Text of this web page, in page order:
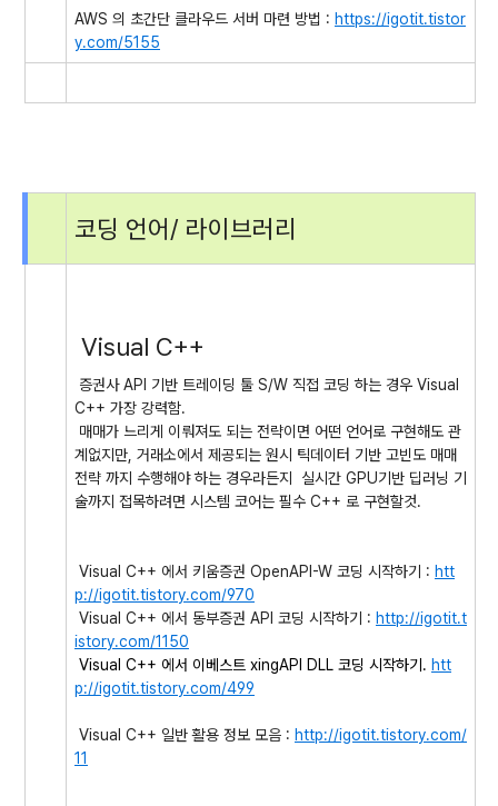
AWS 의 초간단 클라우드 서버 마련 방법 : https://igotit.tistor
y.com/5155
코딩 언어/ 라이브러리
Visual C++
증권사 API 기반 트레이딩 툴 S/W 직접 코딩 하는 경우 Visual
C++ 가장 강력함.
매매가 느리게 이뤄져도 되는 전략이면 어떤 언어로 구현해도 관
계없지만, 거래소에서 제공되는 원시 틱데이터 기반 고빈도 매매
전략 까지 수행해야 하는 경우라든지 실시간 GPU기반 딥러닝 기
술까지 접목하려면 시스템 코어는 필수 C++ 로 구현할것.
Visual C++ 에서 키움증권 OpenAPI-W 코딩 시작하기 : htt
p://igotit.tistory.com/970
Visual C++ 에서 동부증권 API 코딩 시작하기 : http://igotit.t
istory.com/1150
Visual C++ 에서 이베스트 xingAPI DLL 코딩 시작하기. htt
p://igotit.tistory.com/499
Visual C++ 일반 활용 정보 모음 : http://igotit.tistory.com/
11